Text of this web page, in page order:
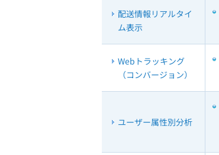
配送情報リアルタイ
ム表示
Webトラッキング
（コンバージョン）
ユーザー属性別分析